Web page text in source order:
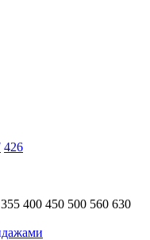
426
355 400 450 500 560 630